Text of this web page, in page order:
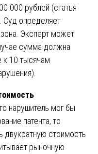
000 рублей (статья
Суд определяет
Эксперт может
сумма должна
к 10 тысячам
нарушитель мог бы
патента, то
двукратную стоимость
рыночную